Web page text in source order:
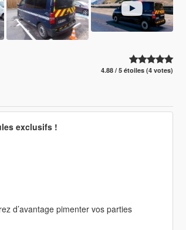
4.88 / 5 étoiles (4 votes)
exclusifs !
d’avantage pimenter vos parties